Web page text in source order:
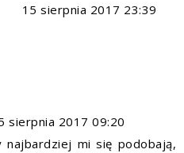
15 sierpnia 2017 23:39
sierpnia 2017 09:20
mi się podobają,